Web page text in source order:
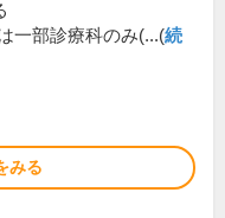
一部診療科のみ(...(続
みる